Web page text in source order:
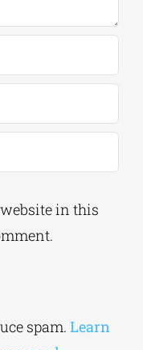
in this